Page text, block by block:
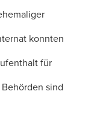
konnten
für
sind